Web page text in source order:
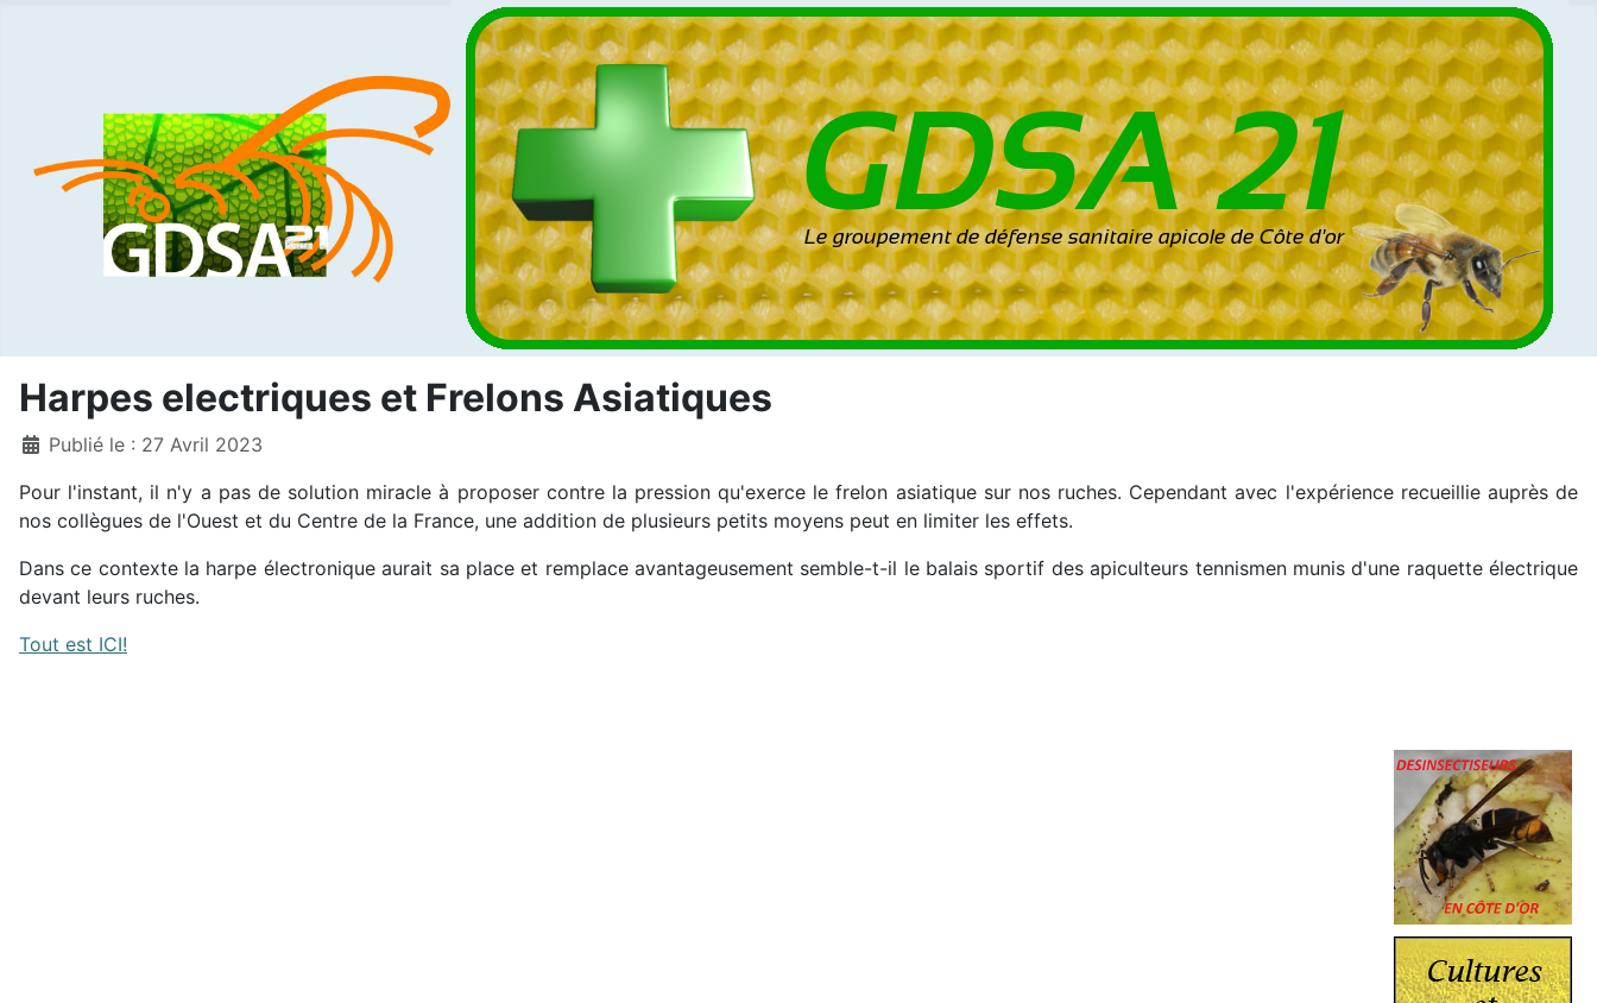
Harpes electriques et Frelons Asiatiques
DétailsPublié le : 27 Avril 2023
Pour l'instant, il n'y a pas de solution miracle à proposer contre la pression qu'exerce le frelon asiatique sur nos ruches. Cependant avec l'expérience recueillie auprès de
nos collègues de l'Ouest et du Centre de la France, une addition de plusieurs petits moyens peut en limiter les effets.
Dans ce contexte la harpe électronique aurait sa place et remplace avantageusement semble-t-il le balais sportif des apiculteurs tennismen munis d'une raquette électrique
devant leurs ruches.
Tout est ICI!